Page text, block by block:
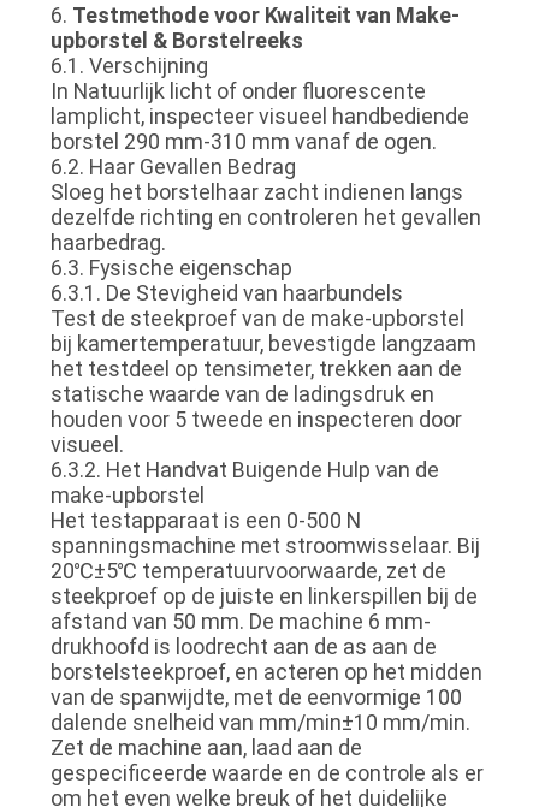
6. Testmethode voor Kwaliteit van Make-
upborstel & Borstelreeks
6.1. Verschijning
In Natuurlijk licht of onder fluorescente
lamplicht, inspecteer visueel handbediende
borstel 290 mm-310 mm vanaf de ogen.
6.2. Haar Gevallen Bedrag
Sloeg het borstelhaar zacht indienen langs
dezelfde richting en controleren het gevallen
haarbedrag.
6.3. Fysische eigenschap
6.3.1. De Stevigheid van haarbundels
Test de steekproef van de make-upborstel
bij kamertemperatuur, bevestigde langzaam
het testdeel op tensimeter, trekken aan de
statische waarde van de ladingsdruk en
houden voor 5 tweede en inspecteren door
visueel.
6.3.2. Het Handvat Buigende Hulp van de
make-upborstel
Het testapparaat is een 0-500 N
spanningsmachine met stroomwisselaar. Bij
20℃±5℃ temperatuurvoorwaarde, zet de
steekproef op de juiste en linkerspillen bij de
afstand van 50 mm. De machine 6 mm-
drukhoofd is loodrecht aan de as aan de
borstelsteekproef, en acteren op het midden
van de spanwijdte, met de eenvormige 100
dalende snelheid van mm/min±10 mm/min.
Zet de machine aan, laad aan de
gespecificeerde waarde en de controle als er
om het even welke breuk of het duidelijke